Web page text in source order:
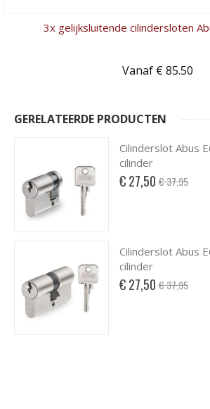
3x gelijksluitende cilindersloten
Vanaf € 85.50
GERELATEERDE PRODUCTEN
Cilinderslot Abus
cilinder
Special
Price
€ 27,50 € 37,95
Cilinderslot Abus
cilinder
Special
Price
€ 27,50 € 37,95